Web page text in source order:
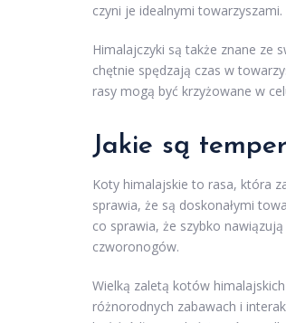
czyni je idealnymi towarzyszami.
Himalajczyki są także znane ze
chętnie spędzają czas w
rasy mogą być krzyżowane w
Jakie są
Koty himalajskie to rasa, która
sprawia, że są doskonałymi
co sprawia, że szybko
czworonogów.
Wielką zaletą kotów
różnorodnych zabawach i